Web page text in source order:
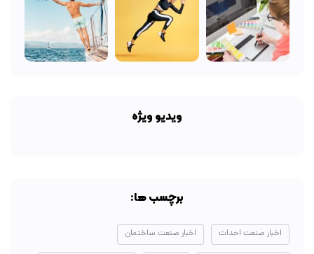
ویدیو ویژه
برچسب ها:
اخبار صنعت احداث اخبار صنعت ساختمان